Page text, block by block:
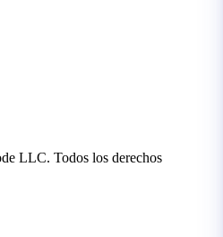
LLC. Todos los derechos